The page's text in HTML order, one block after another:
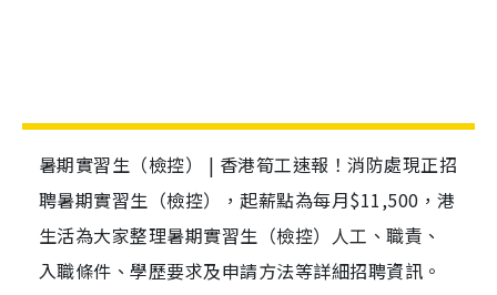
暑期實習生（檢控） | 香港筍工速報！消防處現正招
聘暑期實習生（檢控），起薪點為每月$11,500，港
生活為大家整理暑期實習生（檢控）人工、職責、
入職條件、學歷要求及申請方法等詳細招聘資訊。